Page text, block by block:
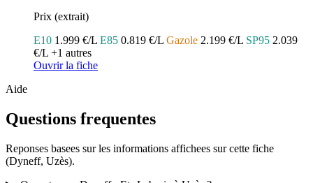
Prix (extrait)
E10 1.999 €/L E85 0.819 €/L Gazole 2.199 €/L SP95 2.039
€/L +1 autres
Ouvrir la fiche
Aide
Questions frequentes
Reponses basees sur les informations affichees sur cette fiche
(Dyneff, Uzès).